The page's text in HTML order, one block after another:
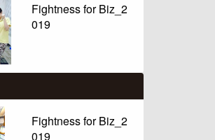
Fightness for Biz_2
019
Fightness for Biz_2
019